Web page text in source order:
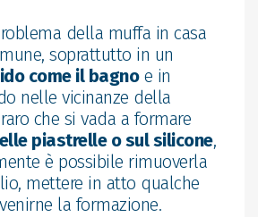
della muffa in casa
soprattutto in un
come il bagnoe in
nelle vicinanze della
che si vada a formare
piastrelle o sul silicone,
è possibile rimuoverla
mettere in atto qualche
la formazione.